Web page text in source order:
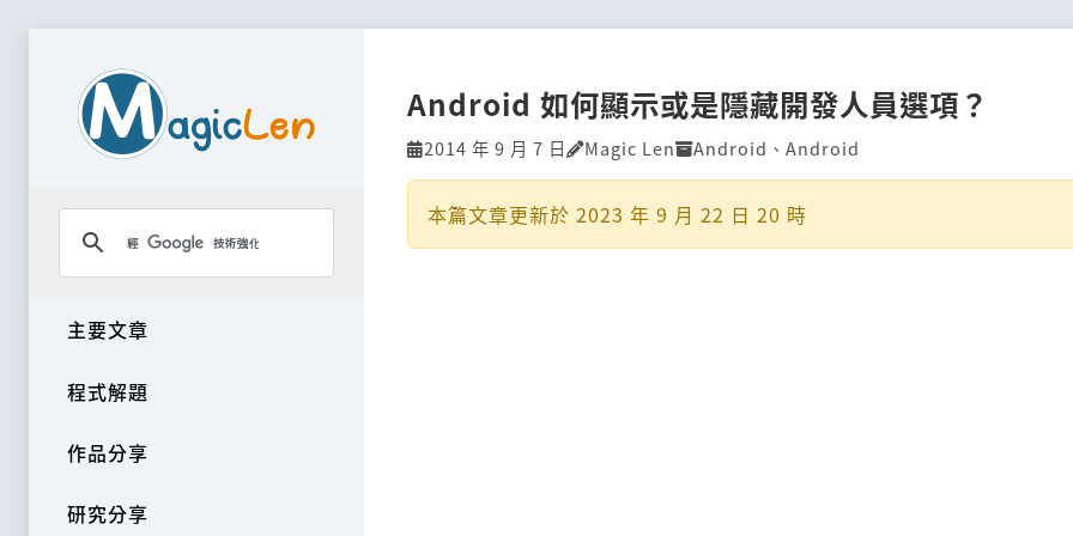
主要文章
程式解題
作品分享
研究分享
Android 如何顯示或是隱藏開發人員選項？
2014 年 9 月 7 日 Magic Len Android 、 Android
本篇文章更新於 2023 年 9 月 22 日 20 時